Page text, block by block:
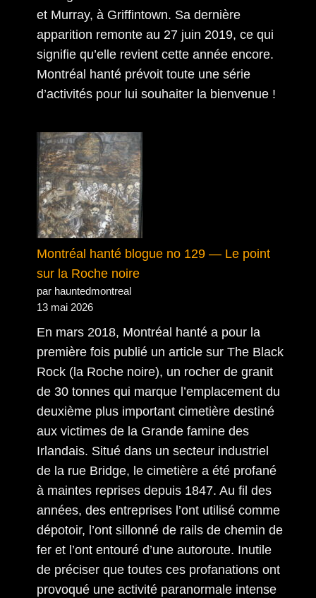
et Murray, à Griffintown. Sa dernière
apparition remonte au 27 juin 2019, ce qui
signifie qu’elle revient cette année encore.
Montréal hanté prévoit toute une série
d’activités pour lui souhaiter la bienvenue !
Montréal hanté blogue no 129 — Le point
sur la Roche noire
par hauntedmontreal
13 mai 2026
En mars 2018, Montréal hanté a pour la
première fois publié un article sur The Black
Rock (la Roche noire), un rocher de granit
de 30 tonnes qui marque l’emplacement du
deuxième plus important cimetière destiné
aux victimes de la Grande famine des
Irlandais. Situé dans un secteur industriel
de la rue Bridge, le cimetière a été profané
à maintes reprises depuis 1847. Au fil des
années, des entreprises l’ont utilisé comme
dépotoir, l’ont sillonné de rails de chemin de
fer et l’ont entouré d’une autoroute. Inutile
de préciser que toutes ces profanations ont
provoqué une activité paranormale intense